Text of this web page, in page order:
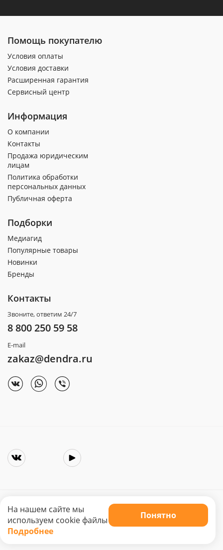
Помощь покупателю
Условия оплаты
Условия доставки
Расширенная гарантия
Сервисный центр
Информация
О компании
Контакты
Продажа юридическим
лицам
Политика обработки
персональных данных
Публичная оферта
Подборки
Медиагид
Популярные товары
Новинки
Бренды
Контакты
Звоните, ответим 24/7
8 800 250 59 58
E-mail
zakaz@dendra.ru
Copyright © 2025. Интернет-магазин «Dendra»
Не является публичной офертой. Цена может меняться.
На нашем сайте мы
используем cookie файлы
Подробнее
Понятно